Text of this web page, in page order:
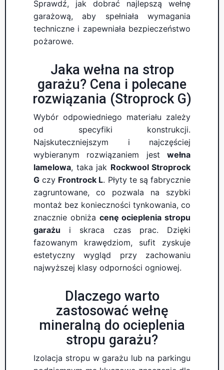
Sprawdź, jak dobrać najlepszą wełnę
garażową, aby spełniała wymagania
techniczne i zapewniała bezpieczeństwo
pożarowe.
Jaka wełna na strop
garażu? Cena i polecane
rozwiązania (Stroprock G)
Wybór odpowiedniego materiału zależy
od specyfiki konstrukcji.
Najskuteczniejszym i najczęściej
wybieranym rozwiązaniem jest wełna
lamelowa, taka jak Rockwool Stroprock
G czy Frontrock L. Płyty te są fabrycznie
zagruntowane, co pozwala na szybki
montaż bez konieczności tynkowania, co
znacznie obniża cenę ocieplenia stropu
garażu i skraca czas prac. Dzięki
fazowanym krawędziom, sufit zyskuje
estetyczny wygląd przy zachowaniu
najwyższej klasy odporności ogniowej.
Dlaczego warto
zastosować wełnę
mineralną do ocieplenia
stropu garażu?
Izolacja stropu w garażu lub na parkingu